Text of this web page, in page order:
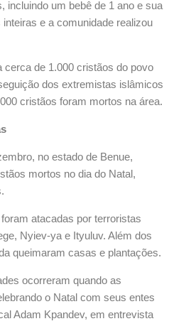
incluindo um bebê de 1 ano e sua
e a comunidade realizou
cerca de 1.000 cristãos do povo
dos extremistas islâmicos
cristãos foram mortos na área.
no estado de Benue,
mortos no dia do Natal,
atacadas por terroristas
Nyiev-ya e Ityuluv. Além dos
queimaram casas e plantações.
ocorreram quando as
o Natal com seus entes
Adam Kpandev, em entrevista